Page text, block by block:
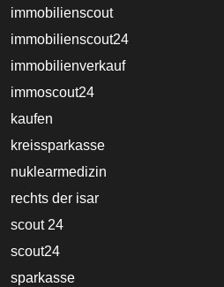
immobilienscout
immobilienscout24
immobilienverkauf
immoscout24
kaufen
kreissparkasse
nuklearmedizin
rechts der isar
scout 24
scout24
sparkasse